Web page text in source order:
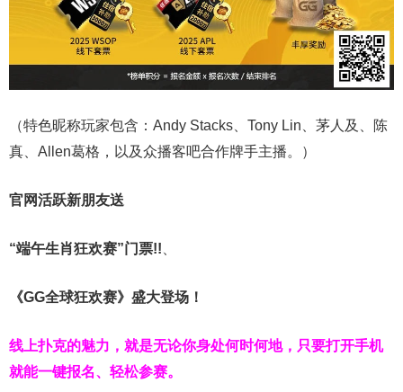
（特色昵称玩家包含：Andy Stacks、Tony Lin、茅人及、陈
真、Allen葛格，以及众播客吧合作牌手主播。）
官网活跃新朋友送
“端午生肖狂欢赛”门票!!
《GG全球狂欢赛》盛大登场！
线上扑克的魅力，就是无论你身处何时何地，只要打开手机
就能一键报名、轻松参赛。